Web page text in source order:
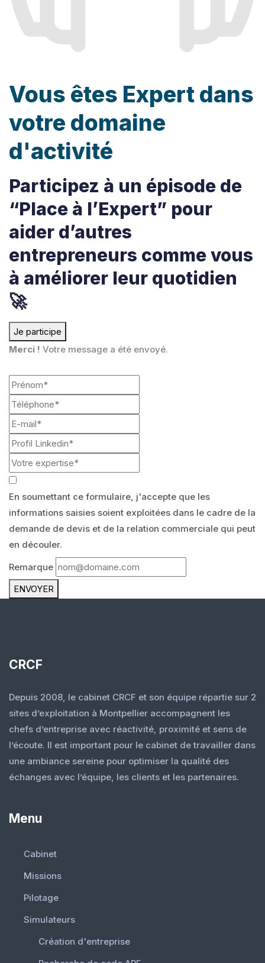
Vous êtes Expert dans
votre domaine
d'activité
Participez à un épisode de
“Place à l’Expert” pour
aider d’autres
entrepreneurs comme vous
à améliorer leur quotidien
🚀
Je participe
Merci ! Votre message a été envoyé.
En soumettant ce formulaire, j'accepte que les
informations saisies soient exploitées dans le cadre de la
demande de devis et de la relation commerciale qui peut
en découler.
Remarque
ENVOYER
CRCF
Depuis 2008, le cabinet CRCF et son équipe répartie sur 2
sites d’exploitation à Montpellier accompagnent les
chefs d’entreprise avec réactivité, proximité et sens de
l’écoute. Il est important pour le cabinet de travailler dans
une ambiance sereine pour optimiser la qualité des
échanges avec l’équipe, les clients et les partenaires.
Menu
Cabinet
Missions
Pilotage
Simulateurs
Création d'entreprise